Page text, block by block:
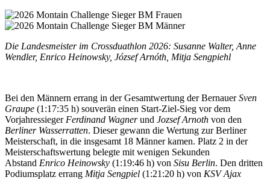
Die Landesmeister im Crossduathlon 2026: Susanne Walter, Anne
Wendler, Enrico Heinowsky, József Arnóth, Mitja Sengpiehl
Bei den Männern errang in der Gesamtwertung der BernauerSven
Graupe (1:17:35 h) souverän einen Start-Ziel-Sieg vor dem
Vorjahressieger Ferdinand Wagnerund Jozsef Arnoth von den
Berliner Wasserratten. Dieser gewann die Wertung zur Berliner
Meisterschaft, in die insgesamt 18 Männer kamen. Platz 2 in der
Meisterschaftswertung belegte mit wenigen Sekunden
Abstand Enrico Heinowsky (1:19:46 h) von Sisu Berlin. Den dritten
Podiumsplatz errang Mitja Sengpiel (1:21:20 h) von KSV Ajax